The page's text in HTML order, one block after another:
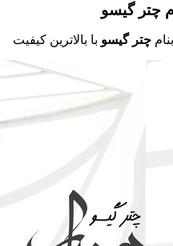
چتر گیسو
چتر گیسوبا بالاترین کیفیت